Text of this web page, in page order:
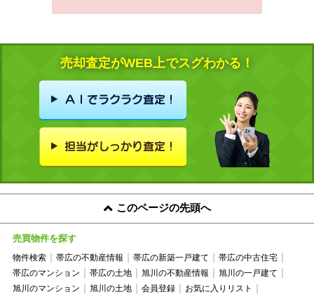
売却査定がWEB上でスグわかる！
このページの先頭へ
売買物件を探す
物件検索 帯広の不動産情報 帯広の新築一戸建て
帯広の中古住宅
帯広のマンション
帯広の土地 旭川の不動産情報
旭川の一戸建て
旭川のマンション
旭川の土地 会員登録
お気に入りリスト